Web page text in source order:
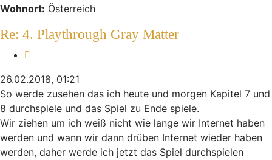
Wohnort: Österreich
Re: 4. Playthrough Gray Matter
26.02.2018, 01:21
So werde zusehen das ich heute und morgen Kapitel 7 und
8 durchspiele und das Spiel zu Ende spiele.
Wir ziehen um ich weiß nicht wie lange wir Internet haben
werden und wann wir dann drüben Internet wieder haben
werden, daher werde ich jetzt das Spiel durchspielen